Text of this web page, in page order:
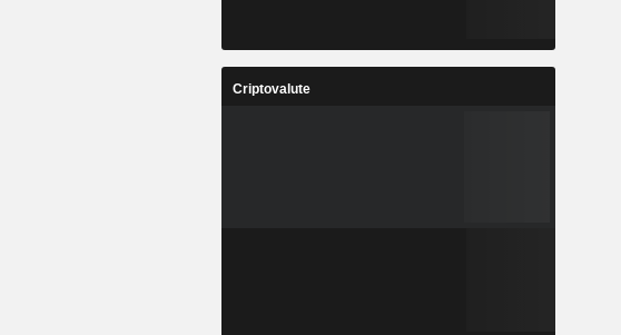
Criptovalute